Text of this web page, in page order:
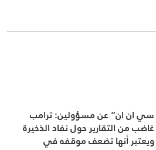
سي ان ان” عن مسؤولين: ترامب
غاضب من التقارير حول نفاد الذخيرة
ويعتبر أنها تضعف موقفه في